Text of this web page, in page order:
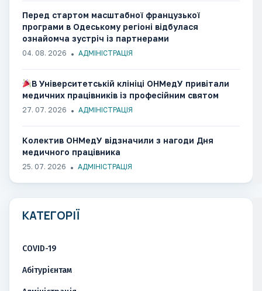
Перед стартом масштабної французької
програми в Одеському регіоні відбулася
ознайомча зустріч із партнерами
04. 08. 2026 АДМІНІСТРАЦІЯ
В Університетській клініці ОНМедУ привітали
медичних працівників із професійним святом
27. 07. 2026 АДМІНІСТРАЦІЯ
Колектив ОНМедУ відзначили з нагоди Дня
медичного працівника
25. 07. 2026 АДМІНІСТРАЦІЯ
КАТЕГОРІЇ
COVID-19
Абітурієнтам